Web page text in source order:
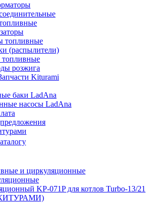
топливные
(распылители)
розжига
Kiturami
баки LadAna
насосы LadAna
и циркуляционные
KP-071P для котлов Turbo-13/21